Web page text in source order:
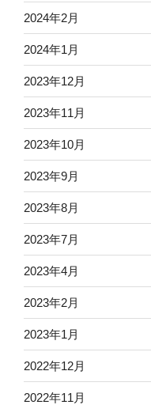
2024年2月
2024年1月
2023年12月
2023年11月
2023年10月
2023年9月
2023年8月
2023年7月
2023年4月
2023年2月
2023年1月
2022年12月
2022年11月